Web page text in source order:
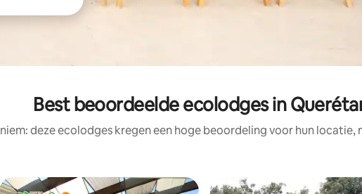
Best beoordeelde ecolodges in
deze ecolodges kregen een hoge beoordeling voor hun locatie,